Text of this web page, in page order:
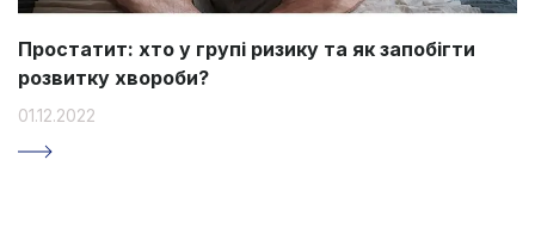
Простатит: хто у групі ризику та як запобігти
розвитку хвороби?
01.12.2022